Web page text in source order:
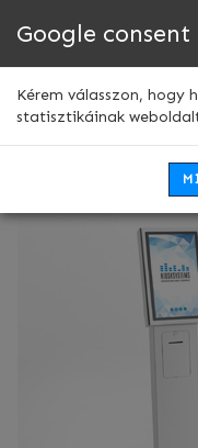
Google consent
Kérem válasszon, hogy
statisztikáinak